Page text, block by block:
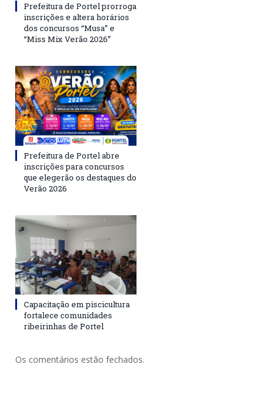
Prefeitura de Portel prorroga
inscrições e altera horários
dos concursos “Musa” e
“Miss Mix Verão 2026”
Prefeitura de Portel abre
inscrições para concursos
que elegerão os destaques do
Verão 2026
Capacitação em piscicultura
fortalece comunidades
ribeirinhas de Portel
Os comentários estão fechados.